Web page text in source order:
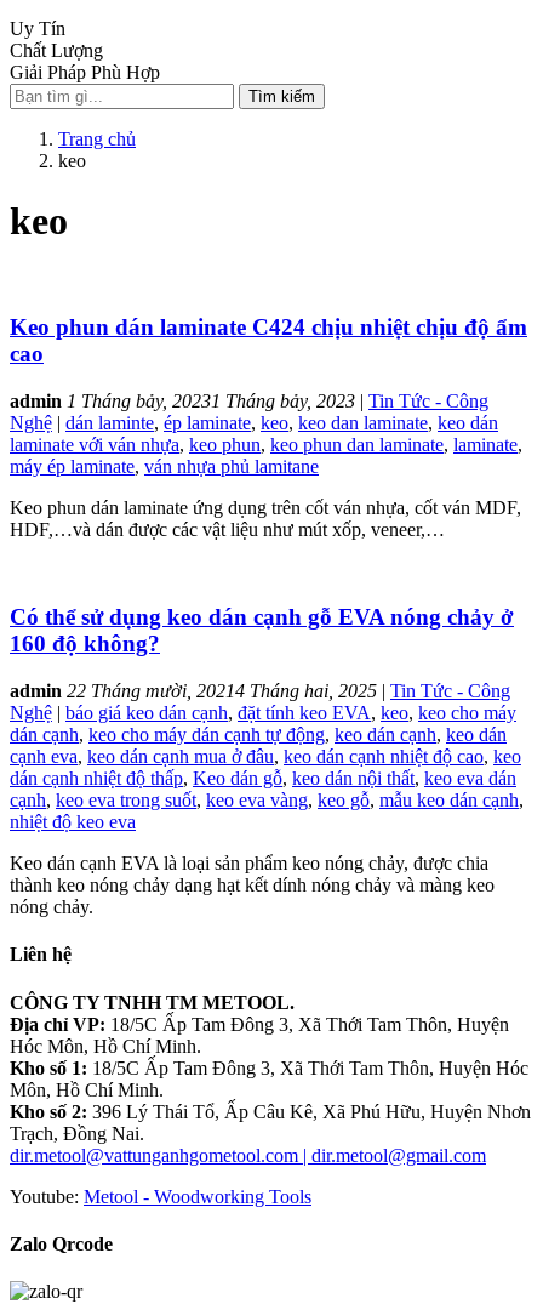
Uy Tín
Chất Lượng
Giải Pháp Phù Hợp
Tìm kiếm
Trang chủ
keo
keo
Keo phun dán laminate C424 chịu nhiệt chịu độ ẩm
cao
admin 1 Tháng bảy, 20231 Tháng bảy, 2023 | Tin Tức - Công
Nghệ | dán laminte, ép laminate, keo, keo dan laminate, keo dán
laminate với ván nhựa, keo phun, keo phun dan laminate, laminate,
máy ép laminate, ván nhựa phủ lamitane
Keo phun dán laminate ứng dụng trên cốt ván nhựa, cốt ván MDF,
HDF,…và dán được các vật liệu như mút xốp, veneer,…
Có thể sử dụng keo dán cạnh gỗ EVA nóng chảy ở
160 độ không?
admin 22 Tháng mười, 20214 Tháng hai, 2025 | Tin Tức - Công
Nghệ | báo giá keo dán cạnh, đặt tính keo EVA, keo, keo cho máy
dán cạnh, keo cho máy dán cạnh tự động, keo dán cạnh, keo dán
cạnh eva, keo dán cạnh mua ở đâu, keo dán cạnh nhiệt độ cao, keo
dán cạnh nhiệt độ thấp, Keo dán gỗ, keo dán nội thất, keo eva dán
cạnh, keo eva trong suốt, keo eva vàng, keo gỗ, mẫu keo dán cạnh,
nhiệt độ keo eva
Keo dán cạnh EVA là loại sản phẩm keo nóng chảy, được chia
thành keo nóng chảy dạng hạt kết dính nóng chảy và màng keo
nóng chảy.
Liên hệ
CÔNG TY TNHH TM METOOL.
Địa chỉ VP: 18/5C Ấp Tam Đông 3, Xã Thới Tam Thôn, Huyện
Hóc Môn, Hồ Chí Minh.
Kho số 1: 18/5C Ấp Tam Đông 3, Xã Thới Tam Thôn, Huyện Hóc
Môn, Hồ Chí Minh.
Kho số 2: 396 Lý Thái Tổ, Ấp Câu Kê, Xã Phú Hữu, Huyện Nhơn
Trạch, Đồng Nai.
dir.metool@vattunganhgometool.com | dir.metool@gmail.com
Youtube: Metool - Woodworking Tools
Zalo Qrcode